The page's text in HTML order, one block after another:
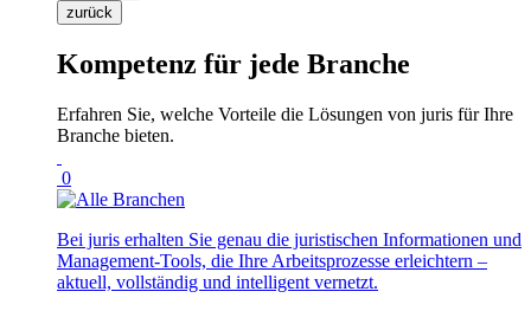
zurück
Kompetenz für jede Branche
Erfahren Sie, welche Vorteile die Lösungen von juris für Ihre
Branche bieten.
0
Bei juris erhalten Sie genau die juristischen Informationen und
Management-Tools, die Ihre Arbeitsprozesse erleichtern –
aktuell, vollständig und intelligent vernetzt.